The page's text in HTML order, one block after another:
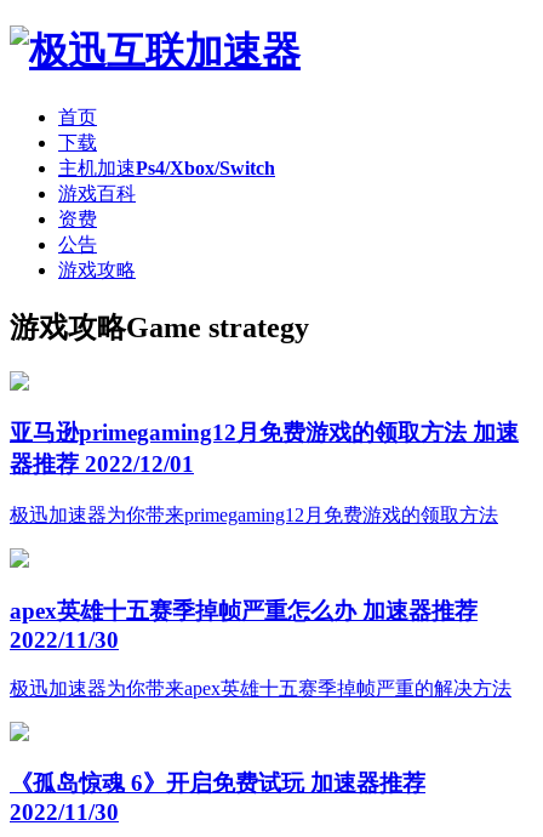
首页
下载
主机加速Ps4/Xbox/Switch
游戏百科
资费
公告
游戏攻略
游戏攻略Game strategy
亚马逊primegaming12月免费游戏的领取方法 加速
器推荐 2022/12/01
极迅加速器为你带来primegaming12月免费游戏的领取方法
apex英雄十五赛季掉帧严重怎么办 加速器推荐
2022/11/30
极迅加速器为你带来apex英雄十五赛季掉帧严重的解决方法
《孤岛惊魂 6》开启免费试玩 加速器推荐
2022/11/30